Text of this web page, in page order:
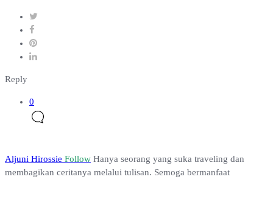
Reply
0
Aljuni Hirossie Follow Hanya seorang yang suka traveling dan
membagikan ceritanya melalui tulisan. Semoga bermanfaat